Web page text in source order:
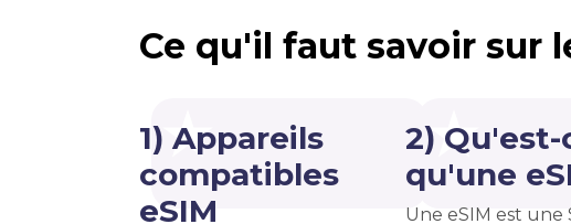
Ce qu'il faut savoir sur
1) Appareils
compatibles
eSIM
2) Qu'est-
qu'une
Une eSIM est une